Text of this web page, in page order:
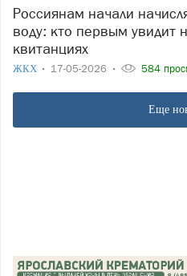
Россиянам начали начислять втрое больше за
воду: кто первым увидит
квитанциях
ЖКХ 17-05-2026 584
Еще